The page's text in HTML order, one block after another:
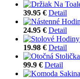
39.95 € Detail
24.95 € Detail
19.98 € Detail
99.9 € Detail